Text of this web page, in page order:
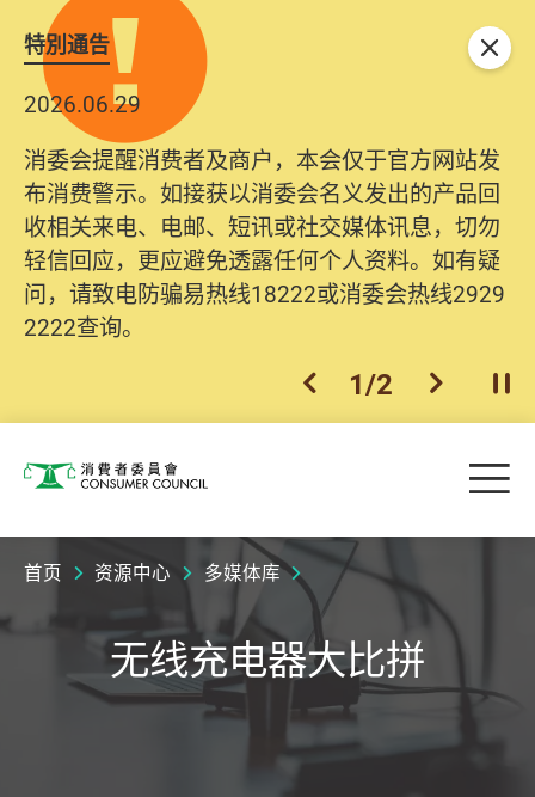
特別通告
2026.06.29
消委会提醒消费者及商户，本会仅于官方网站发
布消费警示。如接获以消委会名义发出的产品回
收相关来电、电邮、短讯或社交媒体讯息，切勿
轻信回应，更应避免透露任何个人资料。如有疑
问，请致电防骗易热线18222或消委会热线2929
2222查询。
上一个
1/2 下一个开
关闭
消费者委员会 目
首页 资源中心 多媒体库
无线充电器大比拼